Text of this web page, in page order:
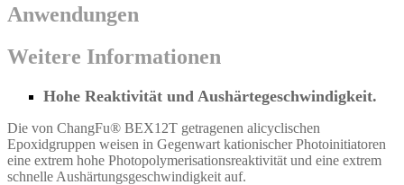
Anwendungen
Weitere Informationen
Hohe Reaktivität und Aushärtegeschwindigkeit.
Die von ChangFu® BEX12T getragenen alicyclischen
Epoxidgruppen weisen in Gegenwart kationischer Photoinitiatoren
eine extrem hohe Photopolymerisationsreaktivität und eine extrem
schnelle Aushärtungsgeschwindigkeit auf.